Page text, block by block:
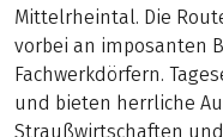
Mittelrheintal. Die
vorbei an imposanten
Fachwerkdörfern.
und bieten herrliche
Straußwirtschaften